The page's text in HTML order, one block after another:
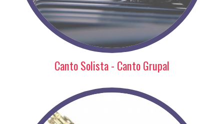
Canto Solista - Canto Grupal